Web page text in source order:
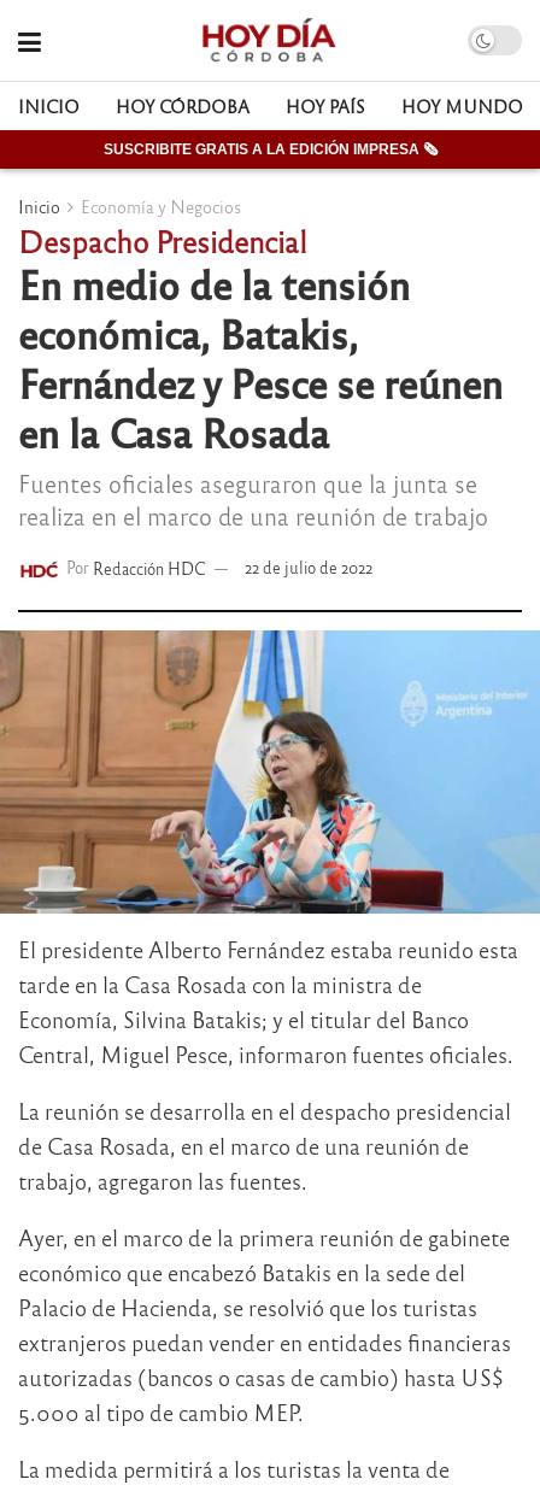
INICIO HOY CÓRDOBA HOY PAÍS HOY MUNDO
SUSCRIBITE GRATIS A LA EDICIÓN IMPRESA 🗞
Inicio Economía y Negocios
Despacho Presidencial
En medio de la tensión
económica, Batakis,
Fernández y Pesce se reúnen
en la Casa Rosada
Fuentes oficiales aseguraron que la junta se
realiza en el marco de una reunión de trabajo
Por Redacción HDC 22 de julio de 2022
El presidente Alberto Fernández estaba reunido esta
tarde en la Casa Rosada con la ministra de
Economía, Silvina Batakis; y el titular del Banco
Central, Miguel Pesce, informaron fuentes oficiales.
La reunión se desarrolla en el despacho presidencial
de Casa Rosada, en el marco de una reunión de
trabajo, agregaron las fuentes.
Ayer, en el marco de la primera reunión de gabinete
económico que encabezó Batakis en la sede del
Palacio de Hacienda, se resolvió que los turistas
extranjeros puedan vender en entidades financieras
autorizadas (bancos o casas de cambio) hasta US$
5.000 al tipo de cambio MEP.
La medida permitirá a los turistas la venta de